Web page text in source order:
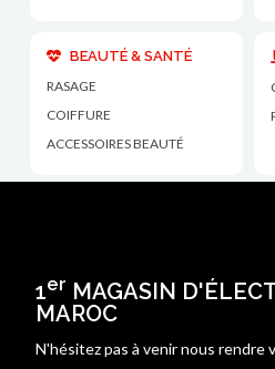
BEAUTÉ & SANTÉ
RASAGE
COIFFURE
ACCESSOIRES BEAUTÉ
1er MAGASIN
MAROC
N'hésitez pas à venir nous rendre